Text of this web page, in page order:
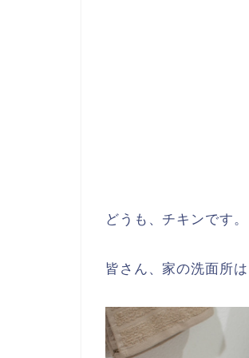
どうも、チキンです。
皆さん、家の洗面所